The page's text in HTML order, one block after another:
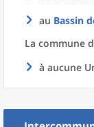
au Bassin
La commune
à aucune